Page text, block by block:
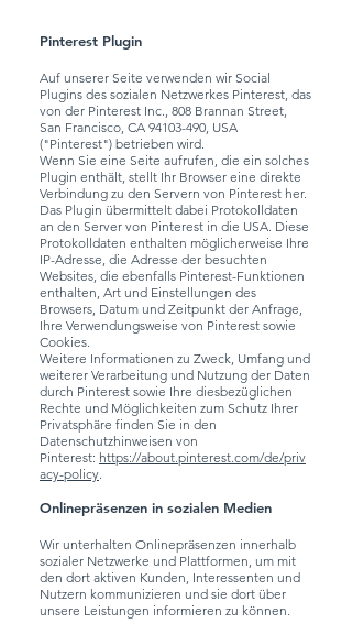
Pinterest Plugin
Auf unserer Seite verwenden wir Social
Plugins des sozialen Netzwerkes Pinterest, das
von der Pinterest Inc., 808 Brannan Street,
San Francisco, CA 94103-490, USA
("Pinterest") betrieben wird.
Wenn Sie eine Seite aufrufen, die ein solches
Plugin enthält, stellt Ihr Browser eine direkte
Verbindung zu den Servern von Pinterest her.
Das Plugin übermittelt dabei Protokolldaten
an den Server von Pinterest in die USA. Diese
Protokolldaten enthalten möglicherweise Ihre
IP-Adresse, die Adresse der besuchten
Websites, die ebenfalls Pinterest-Funktionen
enthalten, Art und Einstellungen des
Browsers, Datum und Zeitpunkt der Anfrage,
Ihre Verwendungsweise von Pinterest sowie
Cookies.
Weitere Informationen zu Zweck, Umfang und
weiterer Verarbeitung und Nutzung der Daten
durch Pinterest sowie Ihre diesbezüglichen
Rechte und Möglichkeiten zum Schutz Ihrer
Privatsphäre finden Sie in den
Datenschutzhinweisen von
Pinterest: https://about.pinterest.com/de/priv
acy-policy.
Onlinepräsenzen in sozialen Medien
Wir unterhalten Onlinepräsenzen innerhalb
sozialer Netzwerke und Plattformen, um mit
den dort aktiven Kunden, Interessenten und
Nutzern kommunizieren und sie dort über
unsere Leistungen informieren zu können.